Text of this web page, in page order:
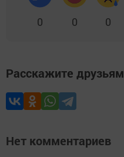
0 0 0
Расскажите друзьям
Нет комментариев